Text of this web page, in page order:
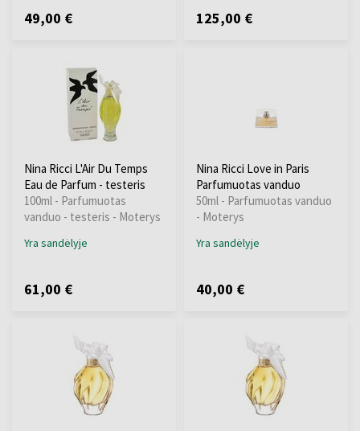
49,00 € 125,00 €
Nina Ricci L'Air Du Temps
Eau de Parfum - testeris
100ml - Parfumuotas
vanduo - testeris - Moterys
Yra sandėlyje
61,00 €
Nina Ricci Love in Paris
Parfumuotas vanduo
50ml - Parfumuotas vanduo
- Moterys
Yra sandėlyje
40,00 €